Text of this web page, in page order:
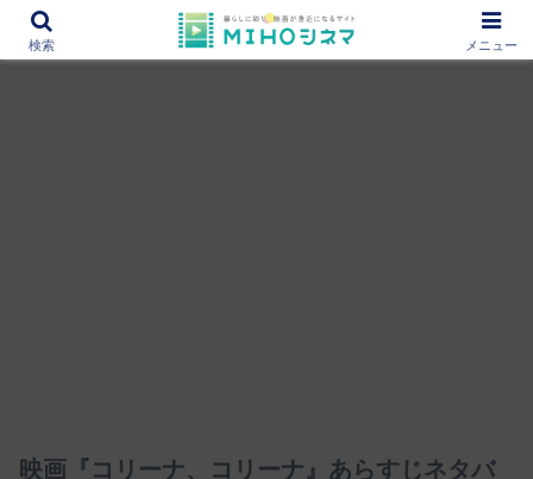
12000作品を紹介！あなたの映画図書館『MIHOシネマ』
映画『コリーナ、コリーナ』あらすじネタバ
検索 メニュー